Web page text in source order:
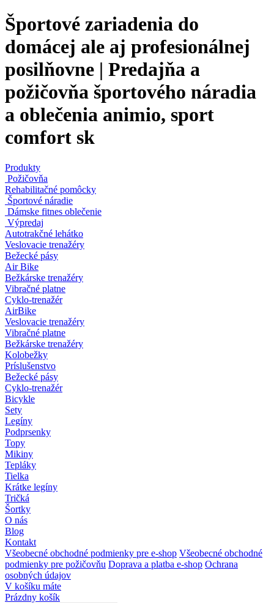
Športové zariadenia do
domácej ale aj profesionálnej
posilňovne | Predajňa a
požičovňa športového náradia
a oblečenia animio, sport
comfort sk
Produkty
Požičovňa
Rehabilitačné pomôcky
Športové náradie
Dámske fitnes oblečenie
Výpredaj
Autotrakčné lehátko
Veslovacie trenažéry
Bežecké pásy
Air Bike
Bežkárske trenažéry
Vibračné platne
Cyklo-trenažér
AirBike
Veslovacie trenažéry
Vibračné platne
Bežkárske trenažéry
Kolobežky
Príslušenstvo
Bežecké pásy
Cyklo-trenažér
Bicykle
Sety
Legíny
Podprsenky
Topy
Mikiny
Tepláky
Tielka
Krátke legíny
Tričká
Šortky
O nás
Blog
Kontakt
Všeobecné obchodné podmienky pre e-shop Všeobecné obchodné
podmienky pre požičovňu Doprava a platba e-shop Ochrana
osobných údajov
V košíku máte
Prázdny košík